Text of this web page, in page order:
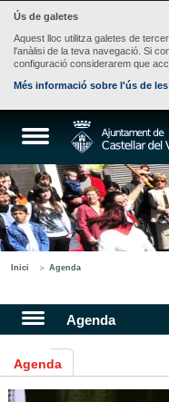
Ús de galetes
Aquest lloc utilitza galetes de
l'anàlisi de la teva navegació. Si
configuració considerarem que
Més informació sobre l'ús de
Inici Agenda
Agenda
Agenda